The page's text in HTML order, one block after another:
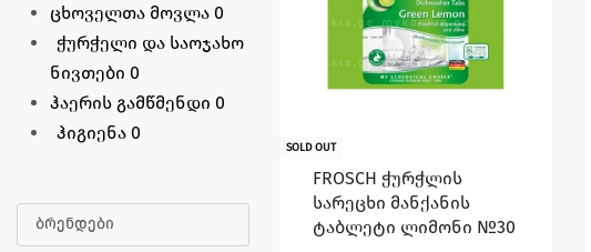
ცხოველთა მოვლა 0
ჭურჭელი და საოჯახო
ნივთები 0
ჰაერის გამწმენდი 0
ჰიგიენა 0
ბრენდები
SOLD OUT
FROSCH ჭურჭლის
სარეცხი მანქანის
ტაბლეტი ლიმონი №30